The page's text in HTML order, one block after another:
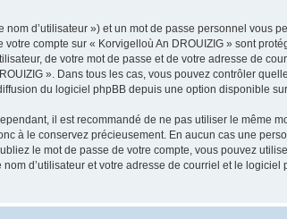
d’utilisateur ») et un mot de passe personnel vous
compte sur « Korvigelloù An DROUIZIG » sont
de votre mot de passe et de votre adresse de
». Dans tous les cas, vous pouvez contrôler
du logiciel phpBB depuis une option disponible sur
il est recommandé de ne pas utiliser le même
à le conservez précieusement. En aucun cas une
le mot de passe de votre compte, vous pouvez
d’utilisateur et votre adresse de courriel et le